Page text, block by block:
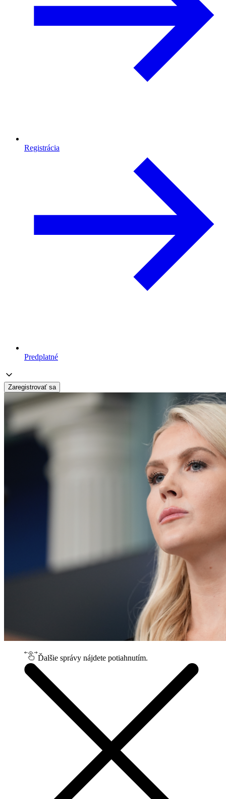
Registrácia
Predplatné
Zaregistrovať sa
Ďalšie správy nájdete potiahnutím.